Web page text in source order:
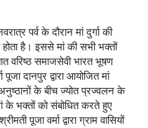
पर्व के दौरान मां दुर्गा की
है। इससे मां की सभी भक्तों
वरिष्ठ समाजसेवी भारत भूषण
दानपुर द्वारा आयोजित मां
के बीच ज्योत प्रज्वलन के
के भक्तों को संबोधित करते हुए
पूजा वर्मा द्वारा ग्राम वासियों